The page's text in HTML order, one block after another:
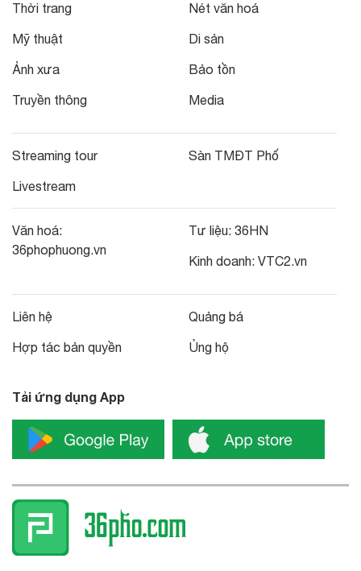
Thời trang
Mỹ thuật
Ảnh xưa
Truyền thông
Nét văn hoá
Di sản
Bảo tồn
Media
Streaming tour
Livestream
Sàn TMĐT Phố
Văn hoá:
36phophuong.vn
Tư liệu: 36HN
Kinh doanh: VTC2.vn
Liên hệ
Hợp tác bản quyền
Quảng bá
Ủng hộ
Tải ứng dụng App